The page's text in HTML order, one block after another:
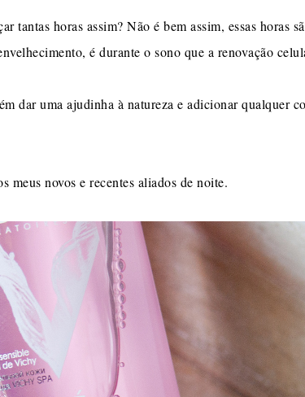
tantas horas assim? Não é bem assim, essas horas
é durante o sono que a renovação
dar uma ajudinha à natureza e adicionar qualquer
meus novos e recentes aliados de noite.